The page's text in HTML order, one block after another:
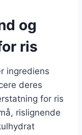
og
ris
ingrediens
deres
for ris
rislignende